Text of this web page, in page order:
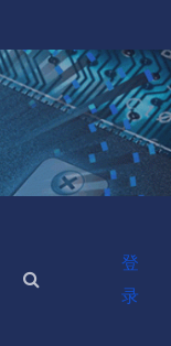
登
录